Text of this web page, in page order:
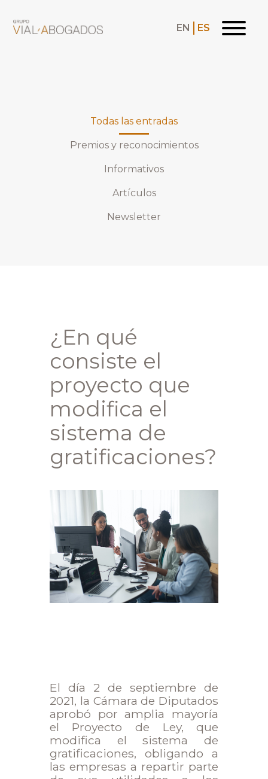
EN ES
Todas las entradas
Premios y reconocimientos
Informativos
Artículos
Newsletter
¿En qué
consiste el
proyecto que
modifica el
sistema de
gratificaciones?
El día 2 de septiembre de
2021, la Cámara de Diputados
aprobó por amplia mayoría
el Proyecto de Ley, que
modifica el sistema de
gratificaciones, obligando a
las empresas a repartir parte